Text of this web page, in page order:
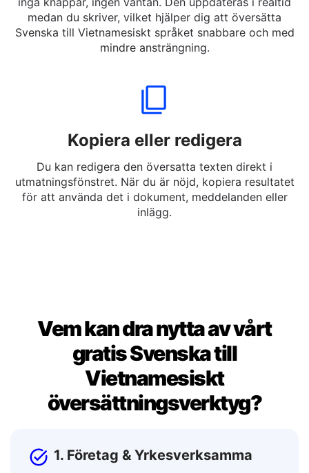
Din Vietnamesiskt översättning visas omedelbart —
inga knappar, ingen väntan. Den uppdateras i realtid
medan du skriver, vilket hjälper dig att översätta
mindre ansträngning.
Kopiera eller redigera
Du kan redigera den översatta texten direkt i
utmatningsfönstret. När du är nöjd, kopiera resultatet
Vem kan dra nytta av vårt
gratis Svenska till
Vietnamesiskt